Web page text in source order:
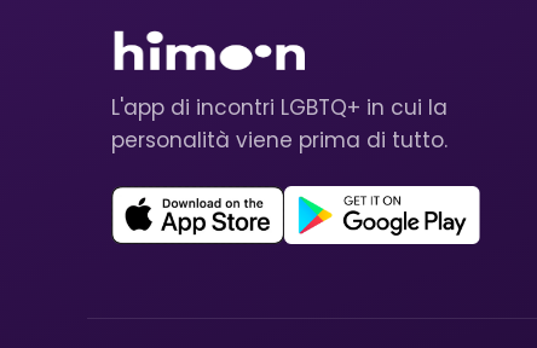
L'app di incontri LGBTQ+ in cui la
personalità viene prima di tutto.